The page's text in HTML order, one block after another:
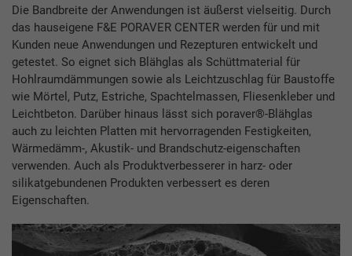
Die Bandbreite der Anwendungen ist äußerst vielseitig. Durch
das hauseigene F&E PORAVER CENTER werden für und mit
Kunden neue Anwendungen und Rezepturen entwickelt und
getestet. So eignet sich Blähglas als Schüttmaterial für
Hohlraumdämmungen sowie als Leichtzuschlag für Baustoffe
wie Mörtel, Putz, Estriche, Spachtelmassen, Fliesenkleber und
Leichtbeton. Darüber hinaus lässt sich poraver®-Blähglas
auch zu leichten Platten mit hervorragenden Festigkeiten,
Wärmedämm-, Akustik- und Brandschutz-eigenschaften
verwenden. Auch als Produktverbesserer in harz- oder
silikatgebundenen Produkten verbessert es deren
Eigenschaften.